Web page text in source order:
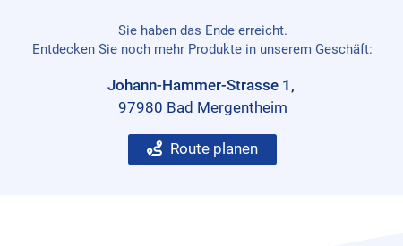
Sie haben das Ende erreicht.
Entdecken Sie noch mehr Produkte in unserem Geschäft:
Johann-Hammer-Strasse 1,
97980 Bad Mergentheim
Route planen